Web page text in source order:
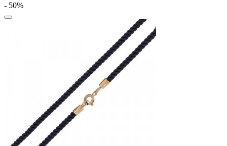
- 50%